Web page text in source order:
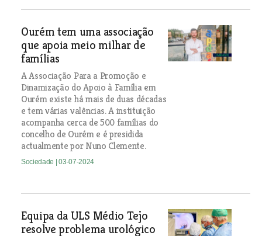
Ourém tem uma associação
que apoia meio milhar de
famílias
A Associação Para a Promoção e
Dinamização do Apoio à Família em
Ourém existe há mais de duas décadas
e tem várias valências. A instituição
acompanha cerca de 500 famílias do
concelho de Ourém e é presidida
actualmente por Nuno Clemente.
Sociedade | 03-07-2024
Equipa da ULS Médio Tejo
resolve problema urológico